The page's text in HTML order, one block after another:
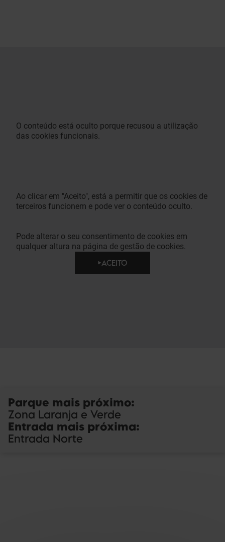
O conteúdo está oculto porque recusou a utilização
das cookies funcionais.
Ao clicar em "Aceito", está a permitir que os cookies de
terceiros funcionem e pode ver o conteúdo oculto.
Pode alterar o seu consentimento de cookies em
qualquer altura na página de gestão de cookies.
ACEITO
Parque mais próximo:
Zona Laranja e Verde
Entrada mais próxima:
Entrada Norte